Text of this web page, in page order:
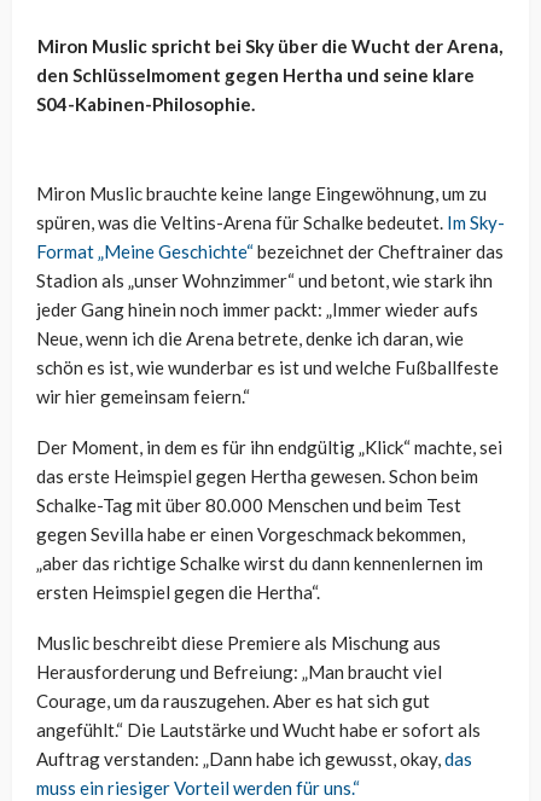
Miron Muslic spricht bei Sky über die Wucht der Arena,
den Schlüsselmoment gegen Hertha und seine klare
S04-Kabinen-Philosophie.
Miron Muslic brauchte keine lange Eingewöhnung, um zu
spüren, was die Veltins-Arena für Schalke bedeutet. Im Sky-
Format „Meine Geschichte“bezeichnet der Cheftrainer das
Stadion als „unser Wohnzimmer“ und betont, wie stark ihn
jeder Gang hinein noch immer packt: „Immer wieder aufs
Neue, wenn ich die Arena betrete, denke ich daran, wie
schön es ist, wie wunderbar es ist und welche Fußballfeste
wir hier gemeinsam feiern.“
Der Moment, in dem es für ihn endgültig „Klick“ machte, sei
das erste Heimspiel gegen Hertha gewesen. Schon beim
Schalke-Tag mit über 80.000 Menschen und beim Test
gegen Sevilla habe er einen Vorgeschmack bekommen,
„aber das richtige Schalke wirst du dann kennenlernen im
ersten Heimspiel gegen die Hertha“.
Muslic beschreibt diese Premiere als Mischung aus
Herausforderung und Befreiung: „Man braucht viel
Courage, um da rauszugehen. Aber es hat sich gut
angefühlt.“ Die Lautstärke und Wucht habe er sofort als
Auftrag verstanden: „Dann habe ich gewusst, okay,das
muss ein riesiger Vorteil werden für uns.“